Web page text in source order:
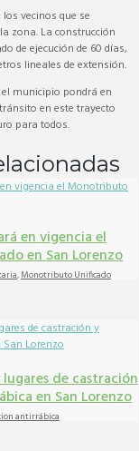
vecinos que se
zona. La construcción
de ejecución de 60 días,
lineales de extensión.
municipio pondrá en
en este trayecto
para todos.
en vigencia el
en San Lorenzo
,Monotributo Unificado
de castración
en San Lorenzo
antirrábica